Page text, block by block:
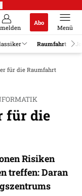
Abo
Menü
Raumfahrt
für die Raumfahrt
für die
Risiken
treffen: Daran